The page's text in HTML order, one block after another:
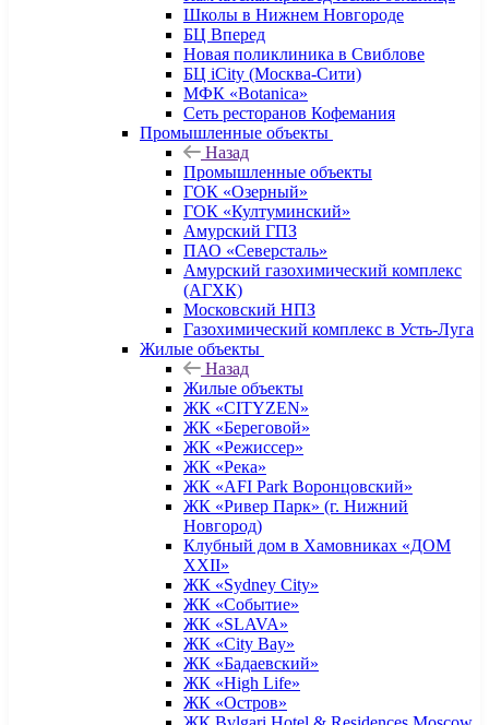
Школы в Нижнем Новгороде
БЦ Вперед
Новая поликлиника в Свиблове
БЦ iCity (Москва-Сити)
МФК «Botanica»
Сеть ресторанов Кофемания
Промышленные объекты
Назад
Промышленные объекты
ГОК «Озерный»
ГОК «Култуминский»
Амурский ГПЗ
ПАО «Северсталь»
Амурский газохимический комплекс
(АГХК)
Московский НПЗ
Газохимический комплекс в Усть-Луга
Жилые объекты
Назад
Жилые объекты
ЖК «CITYZEN»
ЖК «Береговой»
ЖК «Режиссер»
ЖК «Река»
ЖК «AFI Park Воронцовский»
ЖК «Ривер Парк» (г. Нижний
Новгород)
Клубный дом в Хамовниках «ДОМ
XXII»
ЖК «Sydney City»
ЖК «Событие»
ЖК «SLAVA»
ЖК «City Bay»
ЖК «Бадаевский»
ЖК «High Life»
ЖК «Остров»